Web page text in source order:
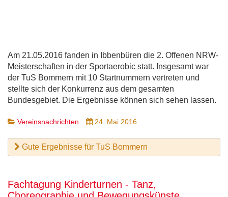
Am 21.05.2016 fanden in Ibbenbüren die 2. Offenen NRW-
Meisterschaften in der Sportaerobic statt. Insgesamt war
der TuS Bommern mit 10 Startnummern vertreten und
stellte sich der Konkurrenz aus dem gesamten
Bundesgebiet. Die Ergebnisse können sich sehen lassen.
Vereinsnachrichten 24. Mai 2016
Gute Ergebnisse für TuS Bommern
Fachtagung Kinderturnen - Tanz,